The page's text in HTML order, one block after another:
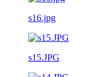
s16.jpg
s15.JPG